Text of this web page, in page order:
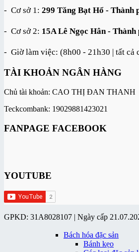
- Cơ sở 1: 299 Tăng Bạt Hổ - Thành
- Cơ sở 2: 15A Lê Ngọc Hân - Thành
- Giờ làm việc: (8h00 - 21h30 | tất cả
TÀI KHOẢN NGÂN HÀNG
Chủ tài khoản: CAO THỊ ĐAN THANH
Teckcombank: 19029881423021
FANPAGE FACEBOOK
YOUTUBE
GPKD: 31A8028107 | Ngày cấp
Bách hóa đặc sản
Bánh kẹo